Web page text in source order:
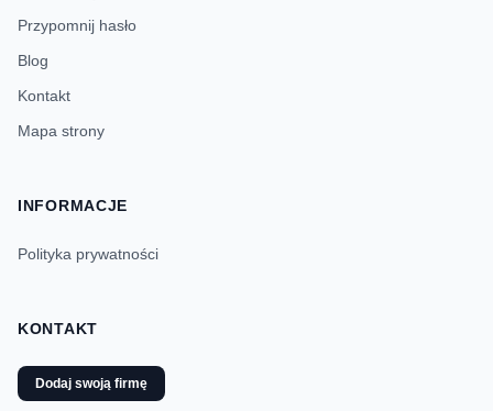
Przypomnij hasło
Blog
Kontakt
Mapa strony
INFORMACJE
Polityka prywatności
KONTAKT
Dodaj swoją firmę